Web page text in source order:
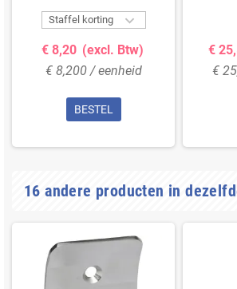
Staffel korting 
€ 8,20 (excl. Btw)
€ 8,200 / eenheid
BESTEL
€
€
16 andere producten in